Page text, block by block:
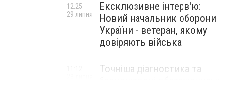
Ексклюзивне інтерв'ю:
Новий начальник оборони
України - ветеран, якому
довіряють війська
12:25
29 липня
Точніша діагностика та